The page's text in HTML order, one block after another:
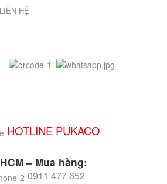
HỆ
HOTLINE PUKACO
– Mua hàng:
0911 477 652